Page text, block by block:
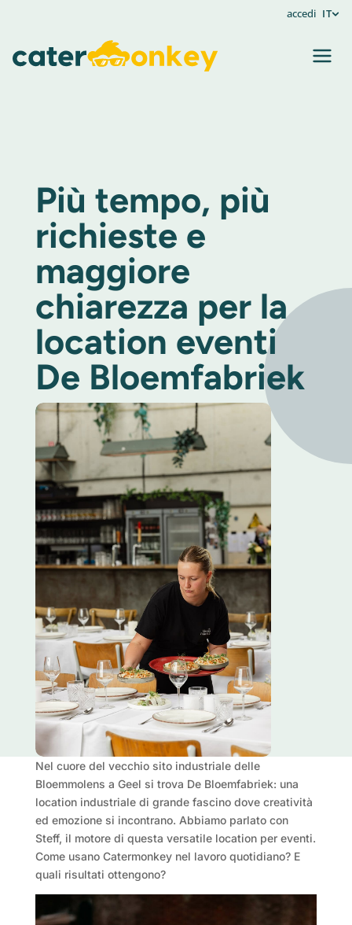
accedi IT
Più tempo, più
richieste e
maggiore
chiarezza per la
location eventi
De Bloemfabriek
Nel cuore del vecchio sito industriale delle
Bloemmolens a Geel si trova De Bloemfabriek: una
location industriale di grande fascino dove creatività
ed emozione si incontrano. Abbiamo parlato con
Steff, il motore di questa versatile location per eventi.
Come usano Catermonkey nel lavoro quotidiano? E
quali risultati ottengono?